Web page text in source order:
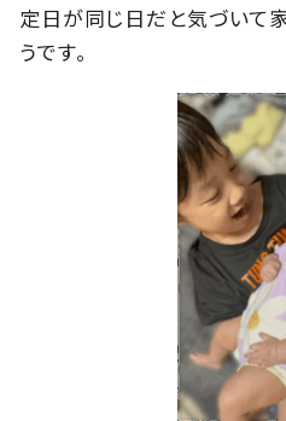
定日が同じ日だと気づいて
うです。